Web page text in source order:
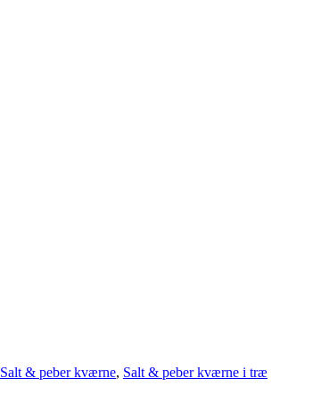
Salt & peber kværne, Salt & peber kværne i træ